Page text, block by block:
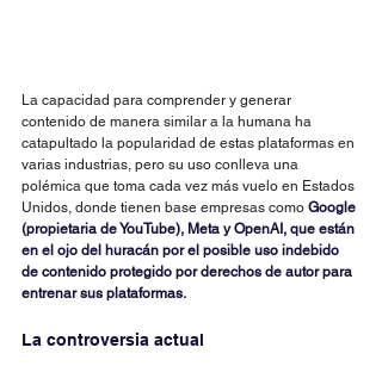
La capacidad para comprender y generar
contenido de manera similar a la humana ha
catapultado la popularidad de estas plataformas en
varias industrias, pero su uso conlleva una
polémica que toma cada vez más vuelo en Estados
Unidos, donde tienen base empresas como Google
(propietaria de YouTube), Meta y OpenAI, que están
en el ojo del huracán por el posible uso indebido
de contenido protegido por derechos de autor para
entrenar sus plataformas.
La controversia actual